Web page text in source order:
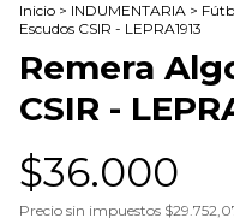
Inicio > INDUMENTARIA >
Escudos CSIR - LEPRA1913
Remera
CSIR -
$36.000
Precio sin impuestos